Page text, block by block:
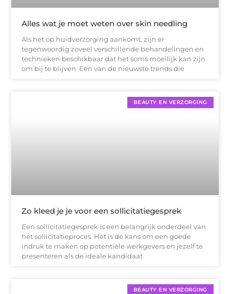
Alles wat je moet weten over skin needling
Als het op huidverzorging aankomt, zijn er
tegenwoordig zoveel verschillende behandelingen en
technieken beschikbaar dat het soms moeilijk kan zijn
om bij te blijven. Eén van de nieuwste trends die
BEAUTY EN VERZORGING
Zo kleed je je voor een sollicitatiegesprek
Een sollicitatiegesprek is een belangrijk onderdeel van
het sollicitatieproces. Het is de kans om een goede
indruk te maken op potentiële werkgevers en jezelf te
presenteren als de ideale kandidaat
BEAUTY EN VERZORGING